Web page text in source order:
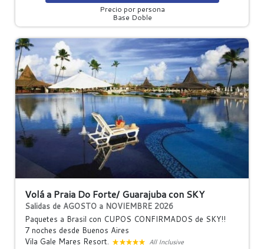
Precio por persona
Base Doble
Volá a Praia Do Forte/ Guarajuba con SKY
Salidas de AGOSTO a NOVIEMBRE 2026
Paquetes a Brasil con CUPOS CONFIRMADOS de SKY!!
7 noches desde Buenos Aires
Vila Gale Mares Resort.
All Inclusive